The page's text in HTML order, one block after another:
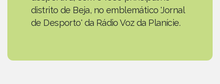
distrito de Beja, no emblemático 'Jornal
de Desporto' da Rádio Voz da Planície.